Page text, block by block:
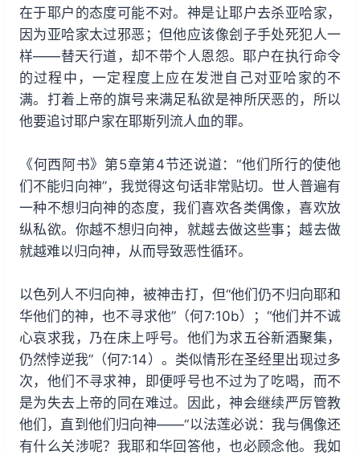
在于耶户的态度可能不对。神是让耶户去杀亚哈家，
因为亚哈家太过邪恶；但他应该像刽子手处死犯人一
样——替天行道，却不带个人恩怨。耶户在执行命令
的过程中，一定程度上应在发泄自己对亚哈家的不
满。打着上帝的旗号来满足私欲是神所厌恶的，所以
他要追讨耶户家在耶斯列流人血的罪。
《何西阿书》第5章第4节还说道：“他们所行的使他
们不能归向神”，我觉得这句话非常贴切。世人普遍有
一种不想归向神的态度，我们喜欢各类偶像，喜欢放
纵私欲。你越不想归向神，就越去做这些事；越去做
就越难以归向神，从而导致恶性循环。
以色列人不归向神，被神击打，但“他们仍不归向耶和
华他们的神，也不寻求他”（何7:10b）；“他们并不诚
心哀求我，乃在床上呼号。他们为求五谷新酒聚集，
仍然悖逆我”（何7:14）。类似情形在圣经里出现过多
次，他们不寻求神，即便呼号也不过为了吃喝，而不
是为失去上帝的同在难过。因此，神会继续严厉管教
他们，直到他们归向神——“以法莲必说：我与偶像还
有什么关涉呢？我耶和华回答他，也必顾念他。我如